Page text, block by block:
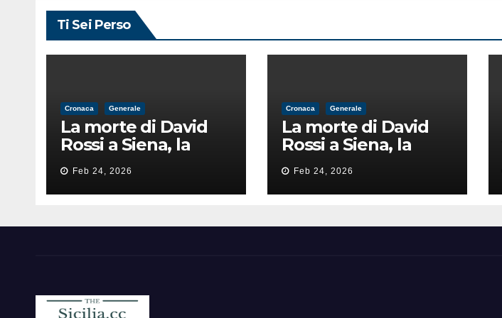
Ti Sei Perso
Cronaca Generale
La morte di David
Rossi a Siena, la
perizia lancia la
pista di
un’intimidazione
Feb 24, 2026
Cronaca Generale
La morte di David
Rossi a Siena, la
perizia lancia la
pista di
un’intimidazione
Feb 24, 2026